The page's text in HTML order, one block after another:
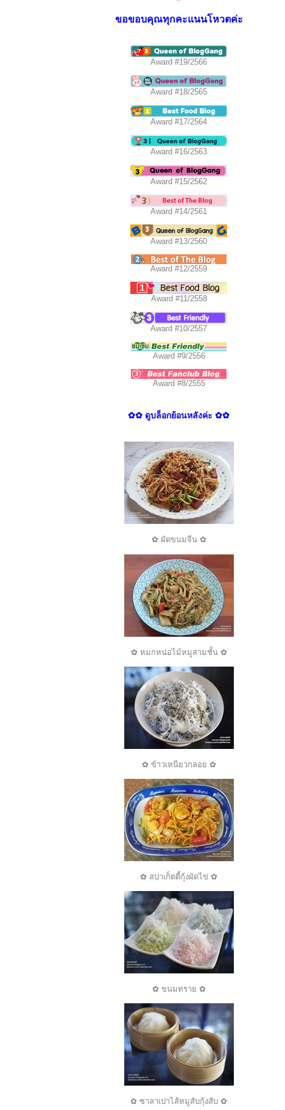
ขอขอบคุณทุกคะแนนโหวตค่ะ
Award #19/2566
Award #18/2565
Award #17/2564
Award #16/2563
Award #15/2562
Award #14/2561
Award #13/2560
Award #12/2559
Award #11/2558
Award #10/2557
Award #9/2556
Award #8/2555
✿✿ ดูบล็อกย้อนหลังค่ะ ✿✿
✿ ผัดขนมจีน ✿
✿ หมกหน่อไม้หมูสามชั้น ✿
✿ ข้าวเหนียวกลอย ✿
✿ สปาเก็ตตี้กุ้งผัดไข่ ✿
✿ ขนมทราย ✿
✿ ซาลาเปาไส้หมูสับกุ้งสับ ✿